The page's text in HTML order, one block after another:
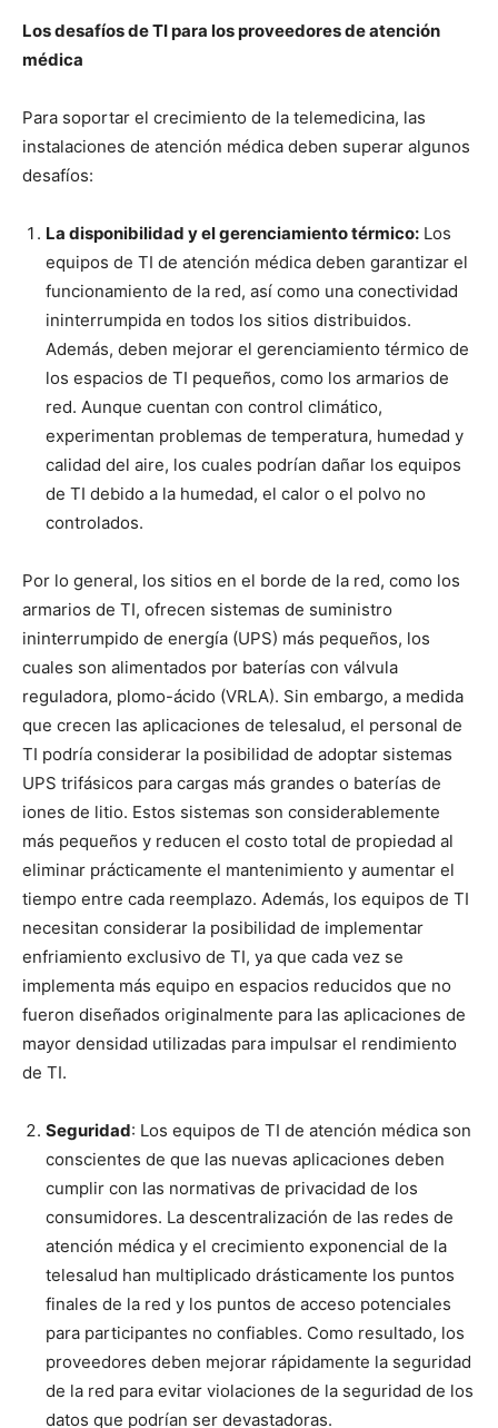
Los desafíos de TI para los proveedores de atención
médica
Para soportar el crecimiento de la telemedicina, las
instalaciones de atención médica deben superar algunos
desafíos:
La disponibilidad y el gerenciamiento térmico: Los
equipos de TI de atención médica deben garantizar el
funcionamiento de la red, así como una conectividad
ininterrumpida en todos los sitios distribuidos.
Además, deben mejorar el gerenciamiento térmico de
los espacios de TI pequeños, como los armarios de
red. Aunque cuentan con control climático,
experimentan problemas de temperatura, humedad y
calidad del aire, los cuales podrían dañar los equipos
de TI debido a la humedad, el calor o el polvo no
controlados.
Por lo general, los sitios en el borde de la red, como los
armarios de TI, ofrecen sistemas de suministro
ininterrumpido de energía (UPS) más pequeños, los
cuales son alimentados por baterías con válvula
reguladora, plomo-ácido (VRLA). Sin embargo, a medida
que crecen las aplicaciones de telesalud, el personal de
TI podría considerar la posibilidad de adoptar sistemas
UPS trifásicos para cargas más grandes o baterías de
iones de litio. Estos sistemas son considerablemente
más pequeños y reducen el costo total de propiedad al
eliminar prácticamente el mantenimiento y aumentar el
tiempo entre cada reemplazo. Además, los equipos de TI
necesitan considerar la posibilidad de implementar
enfriamiento exclusivo de TI, ya que cada vez se
implementa más equipo en espacios reducidos que no
fueron diseñados originalmente para las aplicaciones de
mayor densidad utilizadas para impulsar el rendimiento
de TI.
Seguridad: Los equipos de TI de atención médica son
conscientes de que las nuevas aplicaciones deben
cumplir con las normativas de privacidad de los
consumidores. La descentralización de las redes de
atención médica y el crecimiento exponencial de la
telesalud han multiplicado drásticamente los puntos
finales de la red y los puntos de acceso potenciales
para participantes no confiables. Como resultado, los
proveedores deben mejorar rápidamente la seguridad
de la red para evitar violaciones de la seguridad de los
datos que podrían ser devastadoras.